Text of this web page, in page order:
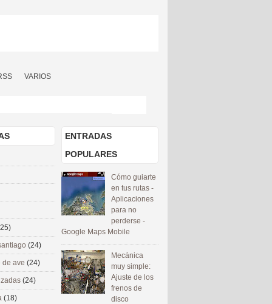
VARIOS
ENTRADAS
POPULARES
Cómo guiarte
en tus rutas -
Aplicaciones
para no
perderse -
Google Maps Mobile
Mecánica
muy simple:
Ajuste de los
frenos de
disco
(24)
de ave (24)
(24)
(18)